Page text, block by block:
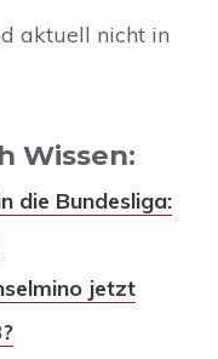
aktuell nicht in
Wissen:
die Bundesliga:
jetzt